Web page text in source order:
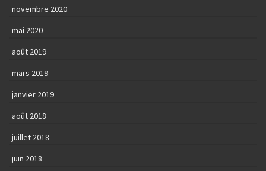
novembre 2020
mai 2020
août 2019
mars 2019
janvier 2019
août 2018
juillet 2018
juin 2018